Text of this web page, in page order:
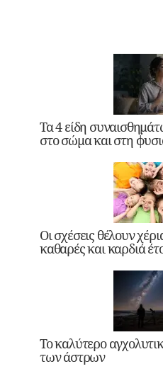
Τα 4 είδη
στο σώμα και στη
Οι σχέσεις θέλουν
καθαρές και καρδιά
Το καλύτερο
των άστρων